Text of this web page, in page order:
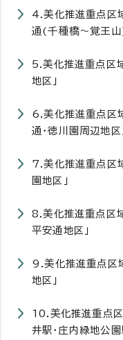
4.美化推進重点区
通(千種橋～覚王山
5.美化推進重点区
地区」
6.美化推進重点区
通・徳川園周辺地区
7.美化推進重点区
園地区」
8.美化推進重点区域
平安通地区」
9.美化推進重点区
地区」
10.美化推進重点区
井駅・庄内緑地公園